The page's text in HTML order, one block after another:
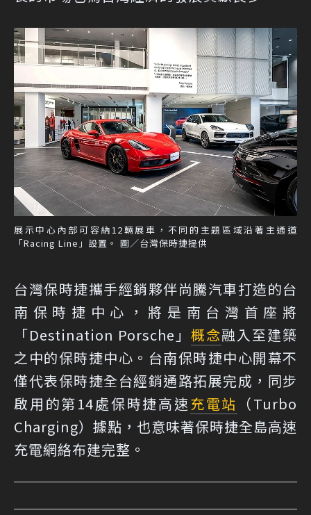
展示中心內部可容納12輛展車，不同的主題區域沿著主通道
「Racing Line」設置。 圖／台灣保時捷提供
台灣保時捷攜手經銷夥伴尚騰汽車打造的台
南保時捷中心，將是南台灣首座將
「Destination Porsche」 概念融入至建築
之中的保時捷中心。台南保時捷中心開幕不
僅代表保時捷全台經銷通路拓展完成，同步
啟用的第14處保時捷高速充電站
（Turbo
Charging）據點，也意味著保時捷全島高速
充電網絡布建完整。